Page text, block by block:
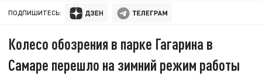
ПОДПИШИТЕСЬ:
Колесо обозрения в парке Гагарина в
Самаре перешло на зимний режим работы